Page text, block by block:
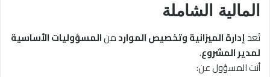
المالية الشاملة
تُعدإدارة الميزانية وتخصيص المواردمنالمسؤوليات الأساسية
لمدير المشروع.
أنت المسؤول عن: